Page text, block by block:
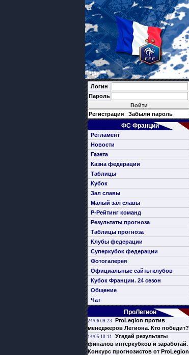
Логин
Пароль
Регистрация Забыли пароль
ФС Франции
Регламент
Новости
Газета
Казна федерации
Таблицы
Кубок
Зал славы
Малый зал славы
Р-Рейтинг команд
Результаты прогноза
Таблицы прогноза
Клубы федерации
Суперкубок федерации
Фотогалерея
Официальные сайты клубов
Кубок Франции. 24 сезон
Общение
Чат
ПроЛегион
24/06 09:23
ProLegion против
менеджеров Легиона. Кто победит?
14/05 10:11
Угадай результаты
финалов интеркубков и заработай.
Конкурс прогнозистов от ProLegion